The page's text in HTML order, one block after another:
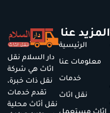
دار السلام نقل
اثاث هي شركة
نقل ذات خبرة،
تقدم خدمات
نقل أثاث محلية
المزيد عنا
الرئيسية
معلومات عنا
خدمات
نقل اثاث